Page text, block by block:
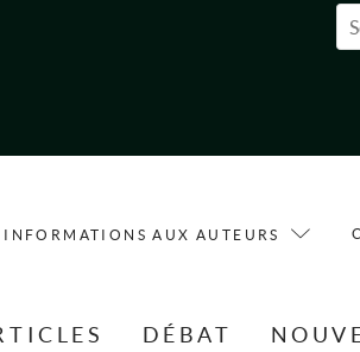
INFORMATIONS AUX AUTEURS
DÉBAT